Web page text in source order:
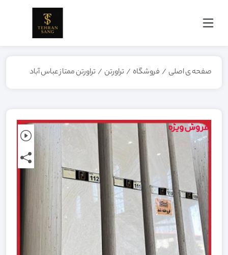
صفحه ی اصلی / فروشگاه / تراورتن / تراورتن ممتاز عباس آباد